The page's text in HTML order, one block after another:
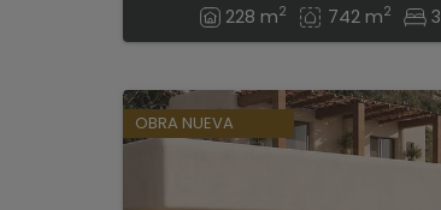
228 m2 742 m2 3
OBRA NUEVA